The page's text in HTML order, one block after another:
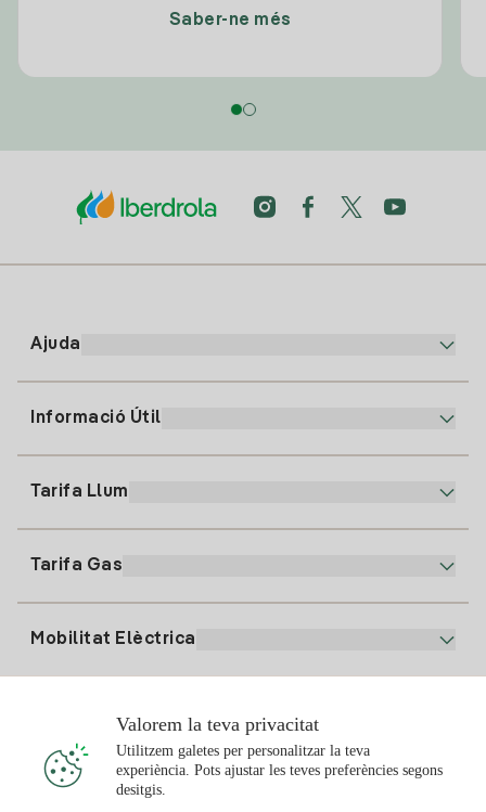
Saber-ne més
Ajuda
91 919 52 73
clientes@tuiberdrola.es
Informació Útil
Alta Gas
Tarifa Llum
Tarifa Gas
Mobilitat Elèctrica
Punts de Recàrrega
T'interessa
Valorem la teva privacitat
Utilitzem galetes per personalitzar la teva
experiència. Pots ajustar les teves preferències segons
desitgis.